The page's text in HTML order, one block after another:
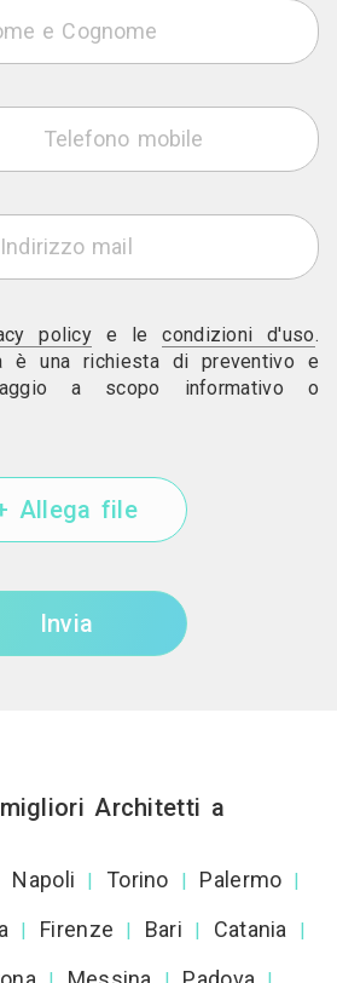
policy e lecondizioni d'uso.
è una richiesta di preventivo e
a scopo informativo o
Allega file
Invia
Architetti a
Napoli | Torino | Palermo |
| Firenze | Bari | Catania |